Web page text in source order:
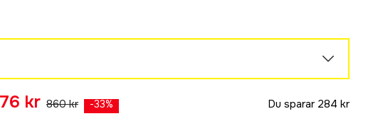
Slutsåld
kr 860 kr -33% Du sparar 284 kr